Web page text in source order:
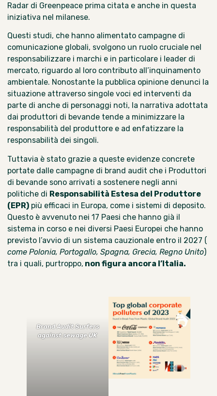
Radar di Greenpeace prima citata e anche in questa
iniziativa nel milanese.
Questi studi, che hanno alimentato campagne di
comunicazione globali, svolgono un ruolo cruciale nel
responsabilizzare i marchi e in particolare i leader di
mercato, riguardo al loro contributo all’inquinamento
ambientale. Nonostante la pubblica opinione denunci la
situazione attraverso singole voci ed interventi da
parte di anche di personaggi noti, la narrativa adottata
dai produttori di bevande tende a minimizzare la
responsabilità del produttore e ad enfatizzare la
responsabilità dei singoli.
Tuttavia è stato grazie a queste evidenze concrete
portate dalle campagne di brand audit che i Produttori
di bevande sono arrivati a sostenere negli anni
politiche di Responsabilità Estesa del Produttore
(EPR) più efficaci in Europa, come i sistemi di deposito.
Questo è avvenuto nei 17 Paesi che hanno già il
sistema in corso e nei diversi Paesi Europei che hanno
previsto l’avvio di un sistema cauzionale entro il 2027 (
come Polonia, Portogallo, Spagna, Grecia, Regno Unito)
tra i quali, purtroppo, non figura ancora l’Italia.
Brand AuditSurfers
against sewage UK